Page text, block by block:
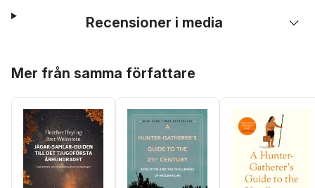
Recensioner i media
Mer från samma författare